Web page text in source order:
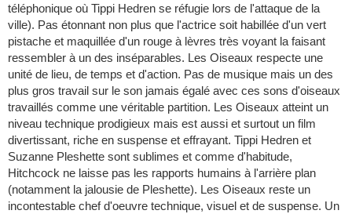
téléphonique où Tippi Hedren se réfugie lors de l'attaque de la
ville). Pas étonnant non plus que l'actrice soit habillée d'un vert
pistache et maquillée d'un rouge à lèvres très voyant la faisant
ressembler à un des inséparables. Les Oiseaux respecte une
unité de lieu, de temps et d'action. Pas de musique mais un des
plus gros travail sur le son jamais égalé avec ces sons d'oiseaux
travaillés comme une véritable partition. Les Oiseaux atteint un
niveau technique prodigieux mais est aussi et surtout un film
divertissant, riche en suspense et effrayant. Tippi Hedren et
Suzanne Pleshette sont sublimes et comme d'habitude,
Hitchcock ne laisse pas les rapports humains à l'arrière plan
(notamment la jalousie de Pleshette). Les Oiseaux reste un
incontestable chef d'oeuvre technique, visuel et de suspense. Un